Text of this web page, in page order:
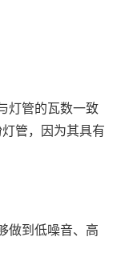
灯管的瓦数一致
管，因为其具有
做到低噪音、高